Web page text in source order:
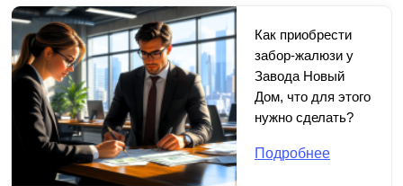
Как приобрести
забор-жалюзи у
Завода Новый
Дом, что для этого
нужно сделать?
Подробнее